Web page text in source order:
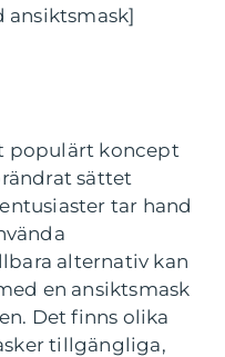
populärt koncept
sättet
tar hand
alternativ kan
en ansiktsmask
Det finns olika
tillgängliga,